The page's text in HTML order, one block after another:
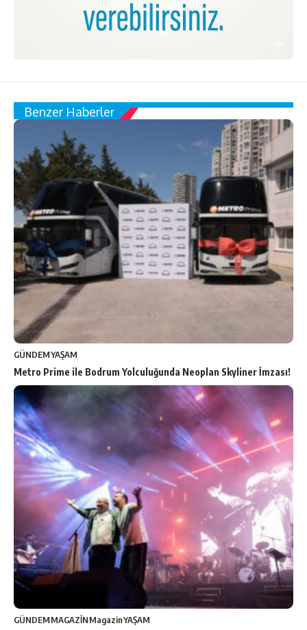
Benzer Haberler
GÜNDEMYAŞAM
Metro Prime ile Bodrum Yolculuğunda Neoplan Skyliner İmzası!
GÜNDEMMAGAZİNMagazinYAŞAM